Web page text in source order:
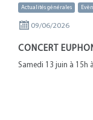
Actualités générales
09/06/2026
CONCERT
Samedi 13 juin à 15h